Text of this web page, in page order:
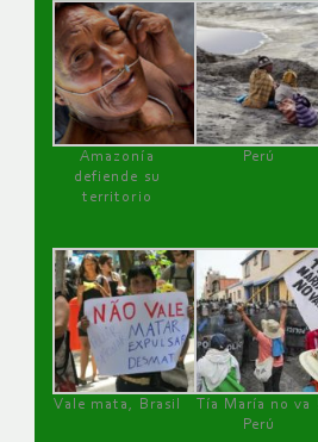
Amazonía
defiende su
territorio
Perú
Vale mata, Brasil
Tía María no va !
Perú